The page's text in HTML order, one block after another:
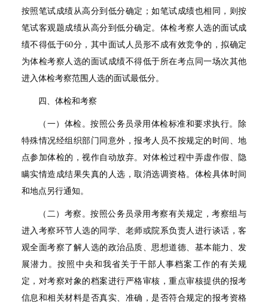
按照笔试成绩从高分到低分确定；如笔试成绩也相同，则按
笔试客观题成绩从高分到低分确定。体检考察人选的面试成
绩不得低于60分，其中面试人员形不成有效竞争的，拟确定
为体检考察人选的面试成绩不得低于所在考点同一场次其他
进入体检考察范围人选的面试最低分。
四、体检和考察
（一）体检。按照公务员录用体检标准和要求执行。除
特殊情况经组织部门同意外，报考人员不按规定的时间、地
点参加体检的，视作自动放弃。对体检过程中弄虚作假、隐
瞒实情造成结果失真的人选，取消选调资格。体检具体时间
和地点另行通知。
（二）考察。按照公务员录用考察有关规定，考察组与
进入考察环节人选的同学、老师或院系负责人进行谈话，客
观全面考察了解人选的政治品质、思想道德、基本能力、发
展潜力。按照中央和我省关于干部人事档案工作的有关规
定，对考察对象的档案进行严格审核，重点审核提供的报考
信息和相关材料是否真实、准确，是否符合规定的报考资格